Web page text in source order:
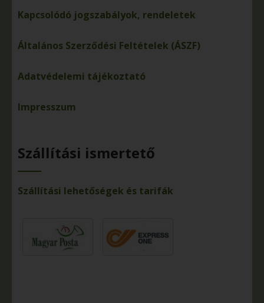
Kapcsolódó jogszabályok, rendeletek
Általános Szerződési Feltételek (ÁSZF)
Adatvédelemi tájékoztató
Impresszum
Szállítási ismertető
Szállítási lehetőségek és tarifák